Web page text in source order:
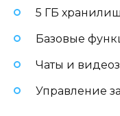
5 ГБ
Базовые
Чаты и
Управление